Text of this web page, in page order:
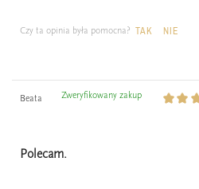
Czy ta opinia była pomocna? TAK NIE
Beata Zweryfikowany zakup
Polecam.